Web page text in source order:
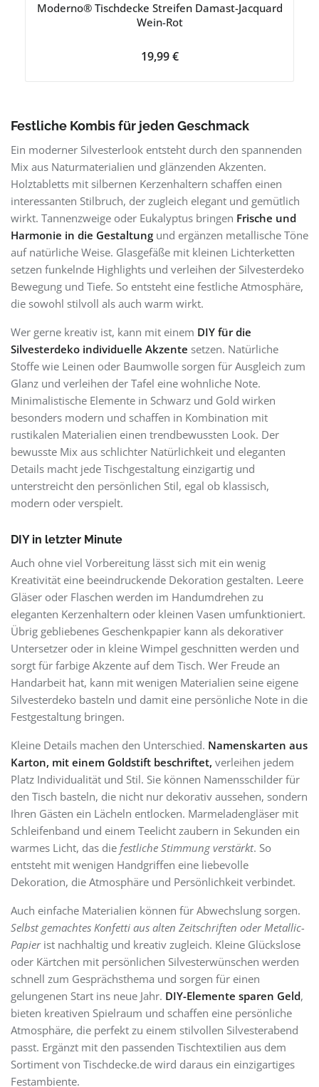
Moderno® Tischdecke Streifen Damast-Jacquard
Wein-Rot
Regulärer Preis:
19,99 €
Festliche Kombis für jeden Geschmack
Ein moderner Silvesterlook entsteht durch den spannenden
Mix aus Naturmaterialien und glänzenden Akzenten.
Holztabletts mit silbernen Kerzenhaltern schaffen einen
interessanten Stilbruch, der zugleich elegant und gemütlich
wirkt. Tannenzweige oder Eukalyptus bringen Frische und
Harmonie in die Gestaltung und ergänzen metallische Töne
auf natürliche Weise. Glasgefäße mit kleinen Lichterketten
setzen funkelnde Highlights und verleihen der Silvesterdeko
Bewegung und Tiefe. So entsteht eine festliche Atmosphäre,
die sowohl stilvoll als auch warm wirkt.
Wer gerne kreativ ist, kann mit einem DIY für die
Silvesterdeko individuelle Akzente setzen. Natürliche
Stoffe wie Leinen oder Baumwolle sorgen für Ausgleich zum
Glanz und verleihen der Tafel eine wohnliche Note.
Minimalistische Elemente in Schwarz und Gold wirken
besonders modern und schaffen in Kombination mit
rustikalen Materialien einen trendbewussten Look. Der
bewusste Mix aus schlichter Natürlichkeit und eleganten
Details macht jede Tischgestaltung einzigartig und
unterstreicht den persönlichen Stil, egal ob klassisch,
modern oder verspielt.
DIY in letzter Minute
Auch ohne viel Vorbereitung lässt sich mit ein wenig
Kreativität eine beeindruckende Dekoration gestalten. Leere
Gläser oder Flaschen werden im Handumdrehen zu
eleganten Kerzenhaltern oder kleinen Vasen umfunktioniert.
Übrig gebliebenes Geschenkpapier kann als dekorativer
Untersetzer oder in kleine Wimpel geschnitten werden und
sorgt für farbige Akzente auf dem Tisch. Wer Freude an
Handarbeit hat, kann mit wenigen Materialien seine eigene
Silvesterdeko basteln und damit eine persönliche Note in die
Festgestaltung bringen.
Kleine Details machen den Unterschied. Namenskarten aus
Karton, mit einem Goldstift beschriftet, verleihen jedem
Platz Individualität und Stil. Sie können Namensschilder für
den Tisch basteln, die nicht nur dekorativ aussehen, sondern
Ihren Gästen ein Lächeln entlocken. Marmeladengläser mit
Schleifenband und einem Teelicht zaubern in Sekunden ein
warmes Licht, das die festliche Stimmung verstärkt. So
entsteht mit wenigen Handgriffen eine liebevolle
Dekoration, die Atmosphäre und Persönlichkeit verbindet.
Auch einfache Materialien können für Abwechslung sorgen.
Selbst gemachtes Konfetti aus alten Zeitschriften oder Metallic-
Papierist nachhaltig und kreativ zugleich. Kleine Glückslose
oder Kärtchen mit persönlichen Silvesterwünschen werden
schnell zum Gesprächsthema und sorgen für einen
gelungenen Start ins neue Jahr. DIY-Elemente sparen Geld,
bieten kreativen Spielraum und schaffen eine persönliche
Atmosphäre, die perfekt zu einem stilvollen Silvesterabend
passt. Ergänzt mit den passenden Tischtextilien aus dem
Sortiment von Tischdecke.de wird daraus ein einzigartiges
Festambiente.